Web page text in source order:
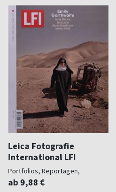
Leica Fotografie
International LFI
Portfolios, Reportagen,
Produkte
ab 9,88 €